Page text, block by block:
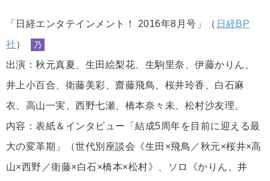
「日経エンタテインメント！ 2016年8月号」（ 日経BP
社） 乃
出演：秋元真夏、生田絵梨花、生駒里奈、伊藤かりん、
井上小百合、衛藤美彩、齋藤飛鳥、桜井玲香、白石麻
衣、高山一実、西野七瀬、橋本奈々未、松村沙友理、
内容：表紙＆インタビュー「結成5周年を目前に迎える最
大の変革期」（世代別座談会《生田×飛鳥／秋元×桜井×高
山×西野／衛藤×白石×橋本×松村》、ソロ《かりん、井